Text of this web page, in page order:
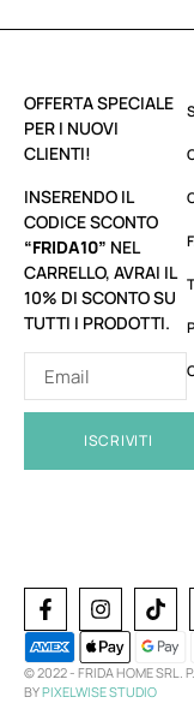
OFFERTA SPECIALE
PER I NUOVI
CLIENTI!
INSERENDO IL
CODICE SCONTO
“FRIDA10” NEL
CARRELLO, AVRAI IL
10% DI SCONTO SU
TUTTI I PRODOTTI.
ISCRIVITI
© 2022 - FRIDA HOME SRL.
BYPIXELWISE STUDIO